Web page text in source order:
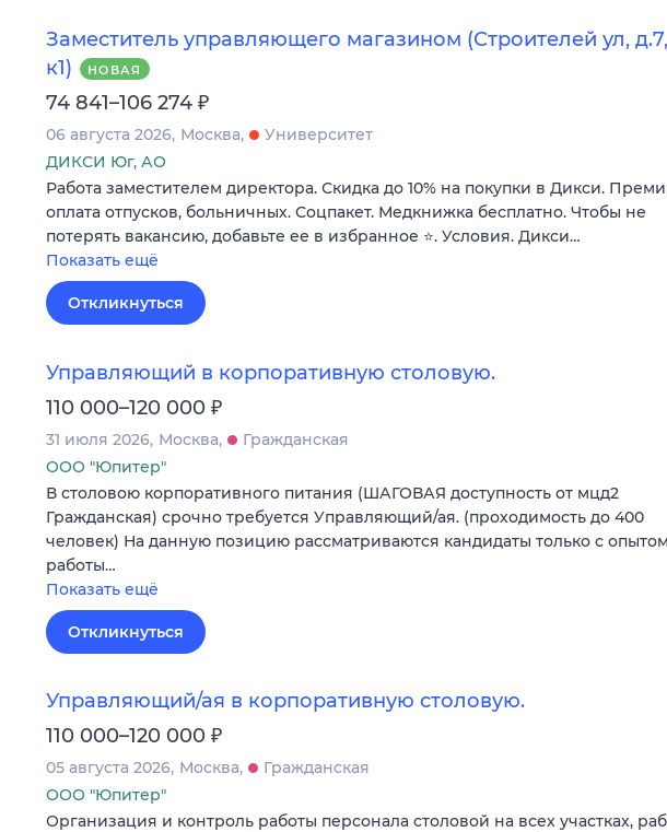
Заместитель управляющего магазином (Строителей ул, д.7,
к1)
НОВАЯ
74 841–106 274 ₽
06 августа 2026 Москва
Университет
ДИКСИ Юг, АО
Работа заместителем директора. Скидка до 10% на покупки в Дикси.
оплата отпусков, больничных. Соцпакет. Медкнижка бесплатно. Чтобы не
потерять вакансию, добавьте ее в избранное ⭐. Условия. Дикси…
Показать ещё
Откликнуться
Управляющий в корпоративную столовую.
110 000–120 000 ₽
31 июля 2026 Москва
Гражданская
ООО "Юпитер"
В столовою корпоративного питания (ШАГОВАЯ доступность от мцд2
Гражданская) срочно требуется Управляющий/ая. (проходимость до 400
человек) На данную позицию рассматриваются кандидаты только с опытом
работы…
Показать ещё
Откликнуться
Управляющий/ая в корпоративную столовую.
110 000–120 000 ₽
05 августа 2026 Москва
Гражданская
ООО "Юпитер"
Организация и контроль работы персонала столовой на всех участках,